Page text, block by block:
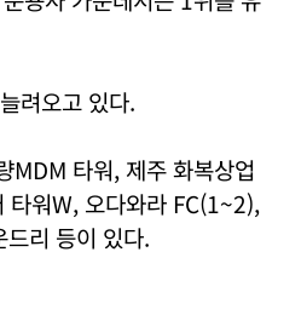
려오고 있다.
MDM 타워, 제주 화복상업
타워W, 오다와라 FC(1~2),
리 등이 있다.